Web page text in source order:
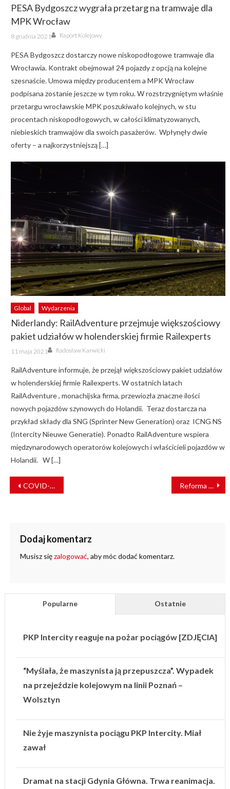
PESA Bydgoszcz wygrała przetarg na tramwaje dla
MPK Wrocław
Posted
on
8 grudnia 2021 Author
Raport Kolejowy
PESA Bydgoszcz dostarczy nowe niskopodłogowe tramwaje dla
Wrocławia. Kontrakt obejmował 24 pojazdy z opcją na kolejne
szesnaście. Umowa między producentem a MPK Wrocław
podpisana zostanie jeszcze w tym roku. W rozstrzygniętym właśnie
przetargu wrocławskie MPK poszukiwało kolejnych, w stu
procentach niskopodłogowych, w całości klimatyzowanych,
niebieskich tramwajów dla swoich pasażerów. Wpłynęły dwie
oferty – a najkorzystniejszą […]
Global Wydarzenia
Niderlandy: RailAdventure przejmuje większościowy
pakiet udziałów w holenderskiej firmie Railexperts
Posted
on
11 maja 2021 Author
Radosław Karwicki
RailAdventure informuje, że przejął większościowy pakiet udziałów
w holenderskiej firmie Railexperts. W ostatnich latach
RailAdventure , monachijska firma, przewiozła znaczne ilości
nowych pojazdów szynowych do Holandii. Teraz dostarcza na
przykład składy dla SNG (Sprinter New Generation) oraz ICNG NS
(Intercity Nieuwe Generatie). Ponadto RailAdventure wspiera
międzynarodowych operatorów kolejowych i właścicieli pojazdów w
Holandii. W […]
NAWIGACJA
WPISU
COVID-19: Przedsiębiorstwo Bioearth z Nieszawy wspiera firmę Modus Reforma kolei ukraińskich
Dodaj komentarz
Musisz sięzalogować, aby móc dodać komentarz.
Popularne Ostatnie
PKP Intercity reaguje na pożar pociągów [ZDJĘCIA]
“Myślała, że maszynista ją przepuszcza”. Wypadek
na przejeździe kolejowym na linii Poznań –
Wolsztyn
Nie żyje maszynista pociągu PKP Intercity. Miał
zawał
Dramat na stacji Gdynia Główna. Trwa reanimacja.